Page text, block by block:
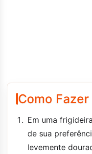
Como Fazer
Em uma
de sua
levemente